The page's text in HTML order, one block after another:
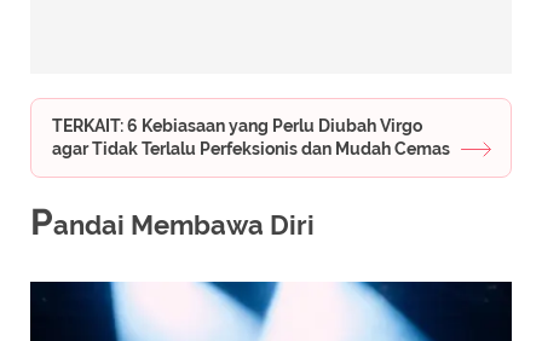
TERKAIT: 6 Kebiasaan yang Perlu Diubah Virgo
agar Tidak Terlalu Perfeksionis dan Mudah Cemas
Pandai Membawa Diri